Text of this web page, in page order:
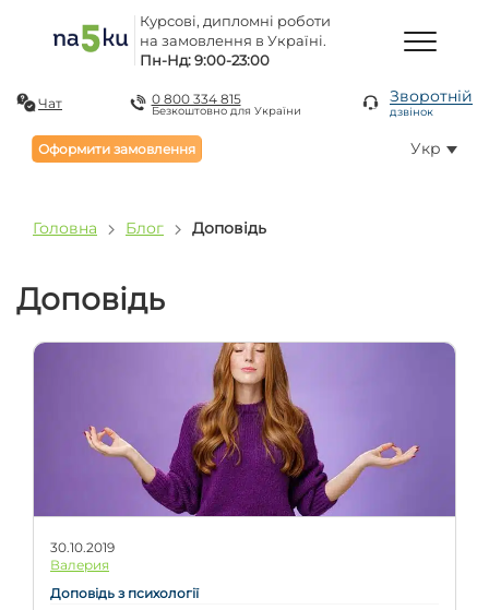
Курсові, дипломні роботи
на замовлення в Україні.
Пн-Нд: 9:00-23:00
Чат 0 800 334 815
Безкоштовно для України
Зворотній
дзвінок
Оформити замовлення Укр
Головна Блог Доповідь
Доповідь
30.10.2019
Валерия
Доповідь з психології